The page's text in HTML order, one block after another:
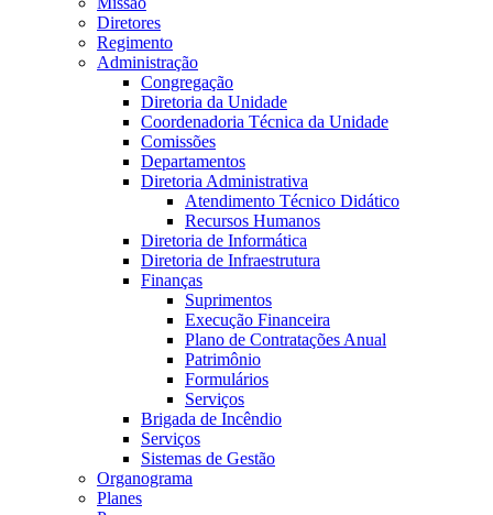
Diretores
Regimento
Administração
Congregação
Diretoria da Unidade
Coordenadoria Técnica da Unidade
Comissões
Departamentos
Diretoria Administrativa
Atendimento Técnico Didático
Recursos Humanos
Diretoria de Informática
Diretoria de Infraestrutura
Finanças
Suprimentos
Execução Financeira
Plano de Contratações Anual
Patrimônio
Formulários
Serviços
Brigada de Incêndio
Serviços
Sistemas de Gestão
Organograma
Planes